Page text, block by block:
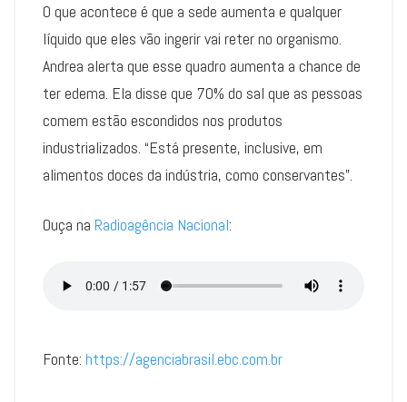
O que acontece é que a sede aumenta e qualquer
líquido que eles vão ingerir vai reter no organismo.
Andrea alerta que esse quadro aumenta a chance de
ter edema. Ela disse que 70% do sal que as pessoas
comem estão escondidos nos produtos
industrializados. “Está presente, inclusive, em
alimentos doces da indústria, como conservantes”.
Ouça na Radioagência Nacional:
Fonte: https://agenciabrasil.ebc.com.br